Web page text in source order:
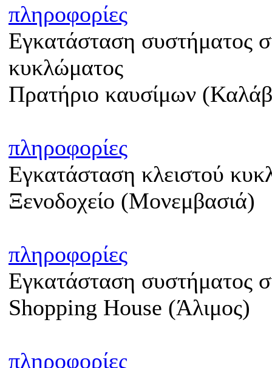
πληροφορίες
Εγκατάσταση συστήματος
κυκλώματος
Πρατήριο καυσίμων
πληροφορίες
Εγκατάσταση κλειστού
Ξενοδοχείο (Μονεμβασιά)
πληροφορίες
Εγκατάσταση συστήματος
Shopping House (Άλιμος)
πληροφορίες